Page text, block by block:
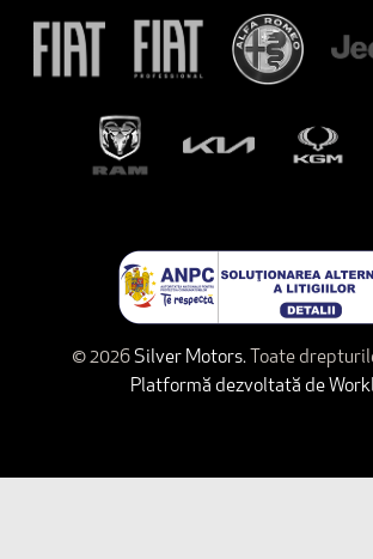
© 2026Silver Motors.Toate
Platformă dezvoltată de